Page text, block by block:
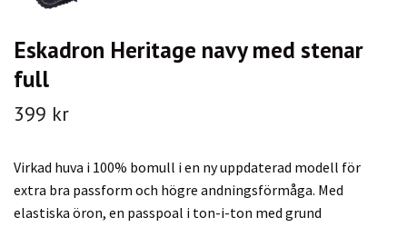
Eskadron Heritage navy med stenar
full
399 kr
Virkad huva i 100% bomull i en ny uppdaterad modell för
extra bra passform och högre andningsförmåga. Med
elastiska öron, en passpoal i ton-i-ton med grund